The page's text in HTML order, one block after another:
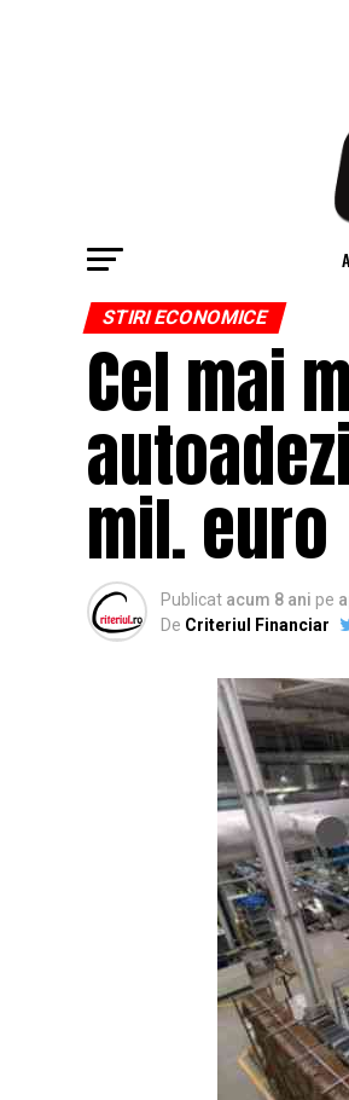
STIRI ECONOMICE
Cel mai
mil. euro
Publicat acum 8 ani pe
De Criteriul Financiar